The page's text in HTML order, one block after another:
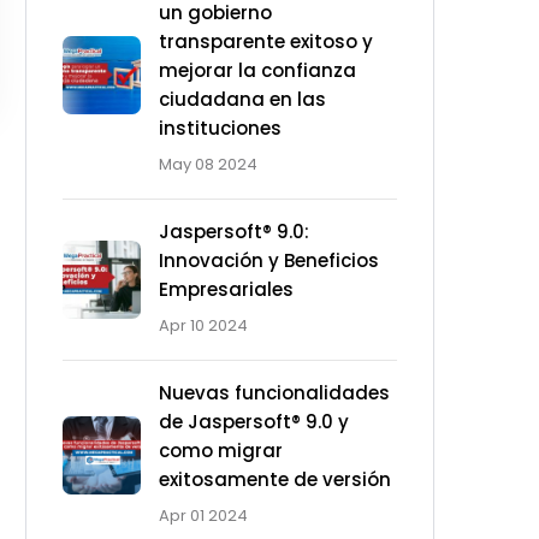
un gobierno
transparente exitoso y
mejorar la confianza
ciudadana en las
instituciones
May 08 2024
Jaspersoft® 9.0:
Innovación y Beneficios
Empresariales
Apr 10 2024
Nuevas funcionalidades
de Jaspersoft® 9.0 y
como migrar
exitosamente de versión
Apr 01 2024